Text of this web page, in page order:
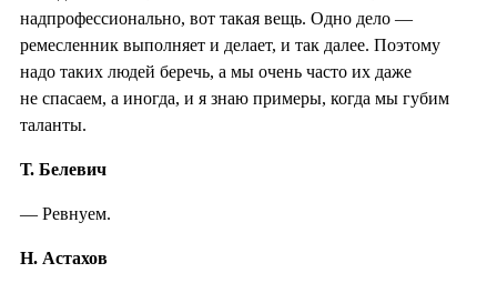
надпрофессионально, вот такая вещь. Одно дело —
ремесленник выполняет и делает, и так далее. Поэтому
надо таких людей беречь, а мы очень часто их даже
не спасаем, а иногда, и я знаю примеры, когда мы губим
таланты.
Т. Белевич
— Ревнуем.
Н. Астахов